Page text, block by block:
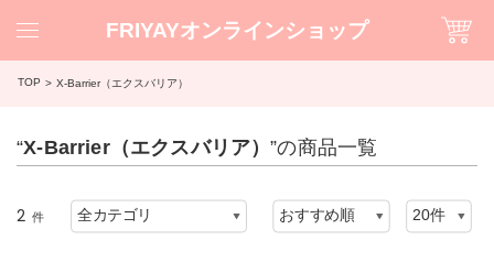
FRIYAYオンラインショップ
TOP X-Barrier（エクスバリア）
“X-Barrier（エクスバリア）”の商品一覧
2 件